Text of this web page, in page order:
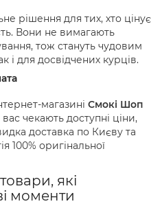
рішення для тих, хто цінує
Вони не вимагають
тож стануть чудовим
і для досвідчених курців.
магазині Смокі Шоп
чекають доступні ціни,
доставка по Києву та
100% оригінальної
які
моменти